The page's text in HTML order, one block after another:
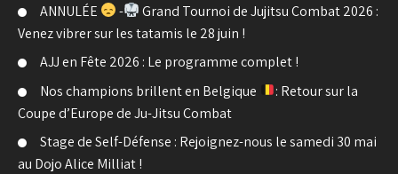
ANNULÉE
-
Grand Tournoi de Jujitsu Combat 2026 :
Venez vibrer sur les tatamis le 28 juin !
AJJ en Fête 2026 : Le programme complet !
Nos champions brillent en Belgique
: Retour sur la
Coupe d’Europe de Ju-Jitsu Combat
Stage de Self-Défense : Rejoignez-nous le samedi 30 mai
au Dojo Alice Milliat !